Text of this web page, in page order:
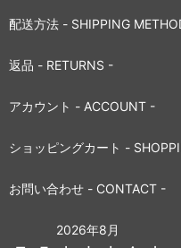
配送方法 - SHIPPING
返品 - RETURNS -
アカウント - ACCOUNT -
ショッピングカート -
お問い合わせ - CONTACT -
2026年8月